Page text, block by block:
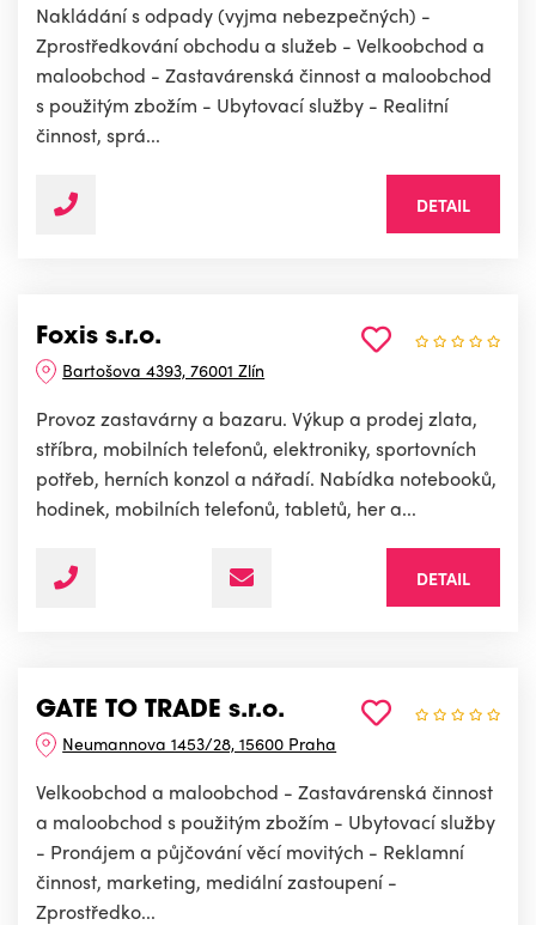
Nakládání s odpady (vyjma nebezpečných) -
Zprostředkování obchodu a služeb - Velkoobchod a
maloobchod - Zastavárenská činnost a maloobchod
s použitým zbožím - Ubytovací služby - Realitní
činnost, sprá...
DETAIL
Foxis s.r.o.
Bartošova 4393, 76001 Zlín
Provoz zastavárny a bazaru. Výkup a prodej zlata,
stříbra, mobilních telefonů, elektroniky, sportovních
potřeb, herních konzol a nářadí. Nabídka notebooků,
hodinek, mobilních telefonů, tabletů, her a...
DETAIL
GATE TO TRADE s.r.o.
Neumannova 1453/28, 15600 Praha
Velkoobchod a maloobchod - Zastavárenská činnost
a maloobchod s použitým zbožím - Ubytovací služby
- Pronájem a půjčování věcí movitých - Reklamní
činnost, marketing, mediální zastoupení -
Zprostředko...